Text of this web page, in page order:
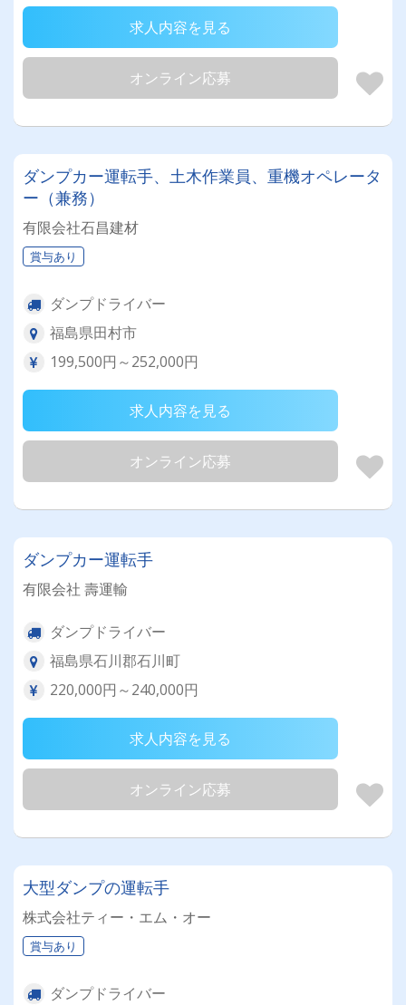
求人内容を見る
オンライン応募
ダンプカー運転手、土木作業員、重機オペレータ
ー（兼務）
有限会社石昌建材
賞与あり
ダンプドライバー
福島県田村市
199,500円～252,000円
求人内容を見る
オンライン応募
ダンプカー運転手
有限会社 壽運輸
ダンプドライバー
福島県石川郡石川町
220,000円～240,000円
求人内容を見る
オンライン応募
大型ダンプの運転手
株式会社ティー・エム・オー
賞与あり
ダンプドライバー